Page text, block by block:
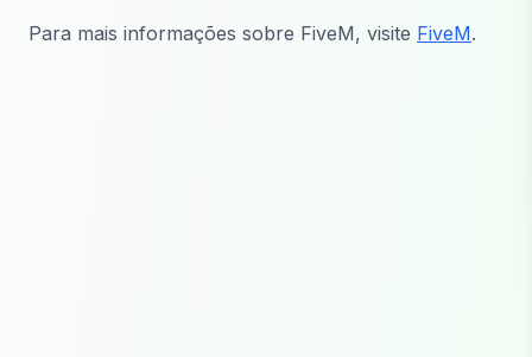
Para mais informações sobre FiveM, visite FiveM.